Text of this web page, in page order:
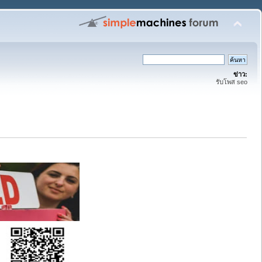
ข่าว:
รับโพส seo